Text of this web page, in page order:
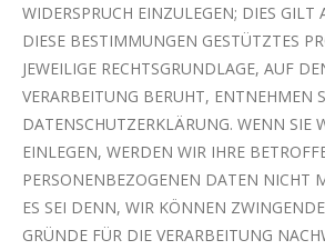
WIDERSPRUCH EINZULEGEN; DIES GILT
DIESE BESTIMMUNGEN GESTÜTZTES
JEWEILIGE RECHTSGRUNDLAGE, AUF
VERARBEITUNG BERUHT, ENTNEHMEN
DATENSCHUTZERKLÄRUNG. WENN SIE
EINLEGEN, WERDEN WIR IHRE
PERSONENBEZOGENEN DATEN NICHT
ES SEI DENN, WIR KÖNNEN
GRÜNDE FÜR DIE VERARBEITUNG